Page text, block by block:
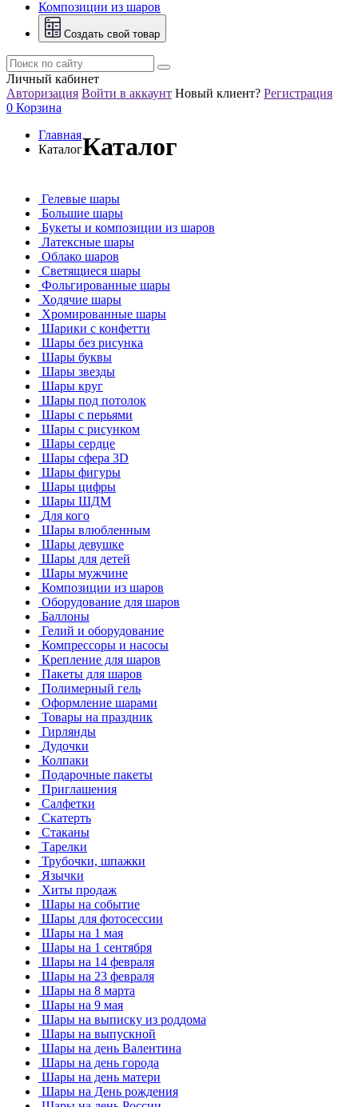
Композиции из шаров
Создать свой товар
Личный кабинет
Авторизация Войти в аккаунт Новый клиент? Регистрация
0 Корзина
Главная
КаталогКаталог
Гелевые шары
Большие шары
Букеты и композиции из шаров
Латексные шары
Облако шаров
Светящиеся шары
Фольгированные шары
Ходячие шары
Хромированные шары
Шарики с конфетти
Шары без рисунка
Шары буквы
Шары звезды
Шары круг
Шары под потолок
Шары с перьями
Шары с рисунком
Шары сердце
Шары сфера 3D
Шары фигуры
Шары цифры
Шары ШДМ
Для кого
Шары влюбленным
Шары девушке
Шары для детей
Шары мужчине
Композиции из шаров
Оборудование для шаров
Баллоны
Гелий и оборудование
Компрессоры и насосы
Крепление для шаров
Пакеты для шаров
Полимерный гель
Оформление шарами
Товары на праздник
Гирлянды
Дудочки
Колпаки
Подарочные пакеты
Приглашения
Салфетки
Скатерть
Стаканы
Тарелки
Трубочки, шпажки
Язычки
Хиты продаж
Шары на событие
Шары для фотосессии
Шары на 1 мая
Шары на 1 сентября
Шары на 14 февраля
Шары на 23 февраля
Шары на 8 марта
Шары на 9 мая
Шары на выписку из роддома
Шары на выпускной
Шары на день Валентина
Шары на день города
Шары на день матери
Шары на День рождения